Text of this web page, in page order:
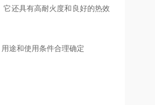
还具有高耐火度和良好的热效
途和使用条件合理确定